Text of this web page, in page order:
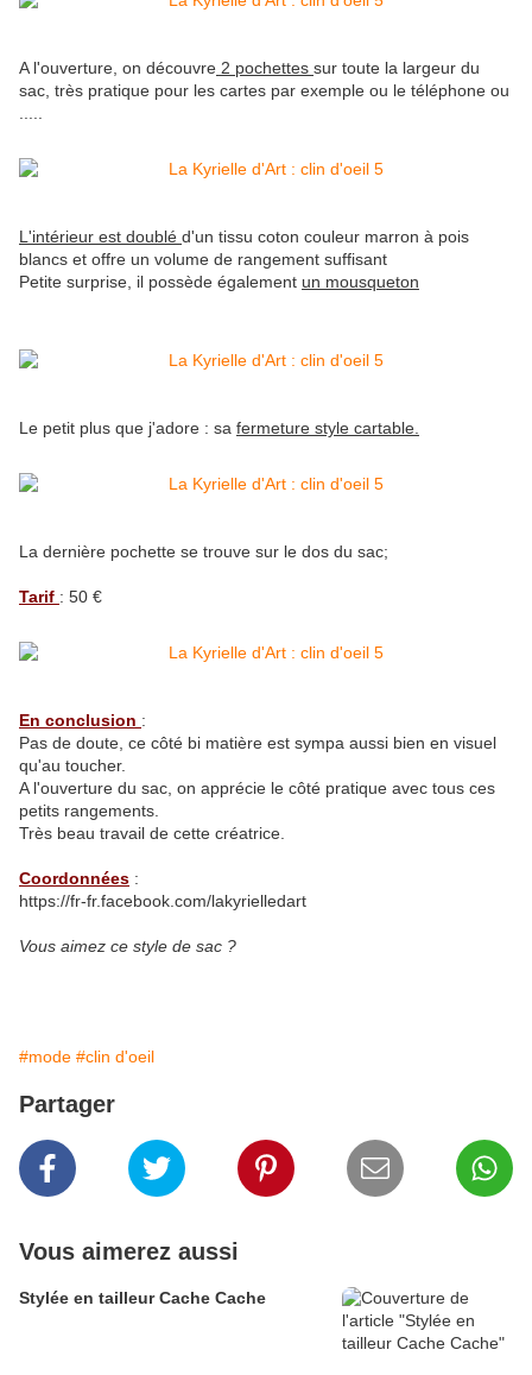
A l'ouverture, on découvre 2 pochettes sur toute la largeur du
sac, très pratique pour les cartes par exemple ou le téléphone ou
L'intérieur est doublé d'un tissu coton couleur marron à pois
blancs et offre un volume de rangement suffisant
Petite surprise, il possède également un mousqueton
Le petit plus que j'adore : sa fermeture style cartable.
La dernière pochette se trouve sur le dos du sac;
Tarif : 50 €
En conclusion :
Pas de doute, ce côté bi matière est sympa aussi bien en visuel
qu'au toucher.
A l'ouverture du sac, on apprécie le côté pratique avec tous ces
petits rangements.
Très beau travail de cette créatrice.
Coordonnées :
https://fr-fr.facebook.com/lakyrielledart
Vous aimez ce style de sac ?
#mode #clin d'oeil
Partager
Vous aimerez aussi
Stylée en tailleur Cache Cache